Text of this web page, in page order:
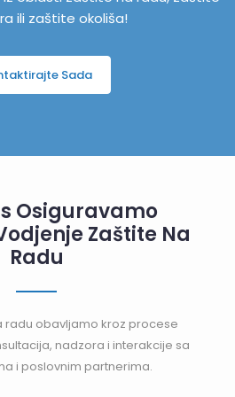
ili zaštite okoliša!
Sada
Osiguravamo
Zaštite Na
Radu
radu obavljamo kroz procese
nadzora i interakcije sa
i poslovnim partnerima.